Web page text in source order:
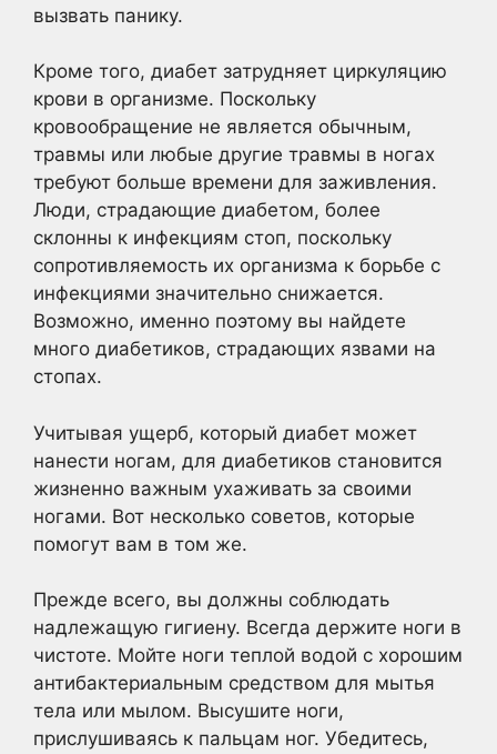
вызвать панику.
Кроме того, диабет затрудняет циркуляцию
крови в организме. Поскольку
кровообращение не является обычным,
травмы или любые другие травмы в ногах
требуют больше времени для заживления.
Люди, страдающие диабетом, более
склонны к инфекциям стоп, поскольку
сопротивляемость их организма к борьбе с
инфекциями значительно снижается.
Возможно, именно поэтому вы найдете
много диабетиков, страдающих язвами на
стопах.
Учитывая ущерб, который диабет может
нанести ногам, для диабетиков становится
жизненно важным ухаживать за своими
ногами. Вот несколько советов, которые
помогут вам в том же.
Прежде всего, вы должны соблюдать
надлежащую гигиену. Всегда держите ноги в
чистоте. Мойте ноги теплой водой с хорошим
антибактериальным средством для мытья
тела или мылом. Высушите ноги,
прислушиваясь к пальцам ног. Убедитесь,